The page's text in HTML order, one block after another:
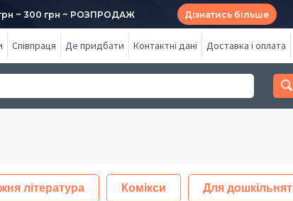
~ 300 грн ~ РОЗПРОДАЖ Дізнатись більше
Співпраця Де придбати Контактні дані Доставка і оплата
література Комікси Для дошкільнят